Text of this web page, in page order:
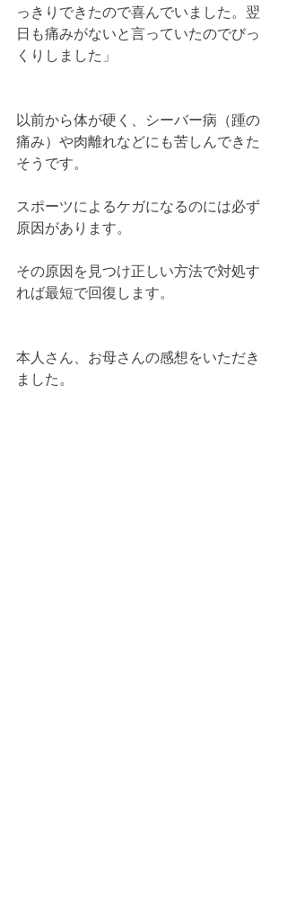
っきりできたので喜んでいました。翌
日も痛みがないと言っていたのでびっ
くりしました」
以前から体が硬く、シーバー病（踵の
痛み）や肉離れなどにも苦しんできた
そうです。
スポーツによるケガになるのには必ず
原因があります。
その原因を見つけ正しい方法で対処す
れば最短で回復します。
本人さん、お母さんの感想をいただき
ました。